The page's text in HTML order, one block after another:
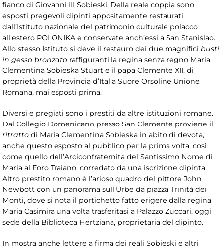
fianco di Giovanni III Sobieski. Della reale coppia sono
esposti pregevoli dipinti appositamente restaurati
dall’Istituto nazionale del patrimonio culturale polacco
all'estero POLONIKA e conservate anch’essi a San Stanislao.
Allo stesso Istituto si deve il restauro dei due magnifici busti
in gesso bronzato raffiguranti la regina senza regno Maria
Clementina Sobieska Stuart e il papa Clemente XII, di
proprietà della Provincia d’Italia Suore Orsoline Unione
Romana, mai esposti prima.
Diversi e pregiati sono i prestiti da altre istituzioni romane.
Dal Collegio Domenicano presso San Clemente proviene il
ritratto di Maria Clementina Sobieska in abito di devota,
anche questo esposto al pubblico per la prima volta, così
come quello dell’Arciconfraternita del Santissimo Nome di
Maria al Foro Traiano, corredato da una iscrizione dipinta.
Altro prestito romano è l’arioso quadro del pittore John
Newbott con un panorama sull’Urbe da piazza Trinità dei
Monti, dove si nota il portichetto fatto erigere dalla regina
Maria Casimira una volta trasferitasi a Palazzo Zuccari, oggi
sede della Biblioteca Hertziana, proprietaria del dipinto.
In mostra anche lettere a firma dei reali Sobieski e altri